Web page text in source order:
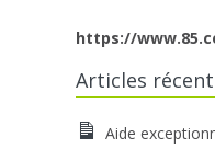
https://
Articles
Aide